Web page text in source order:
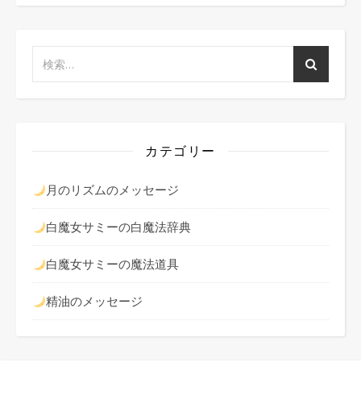
カテゴリー
月のリズムのメッセージ
白魔女サミーの白魔法辞典
白魔女サミーの魔法道具
精油のメッセージ